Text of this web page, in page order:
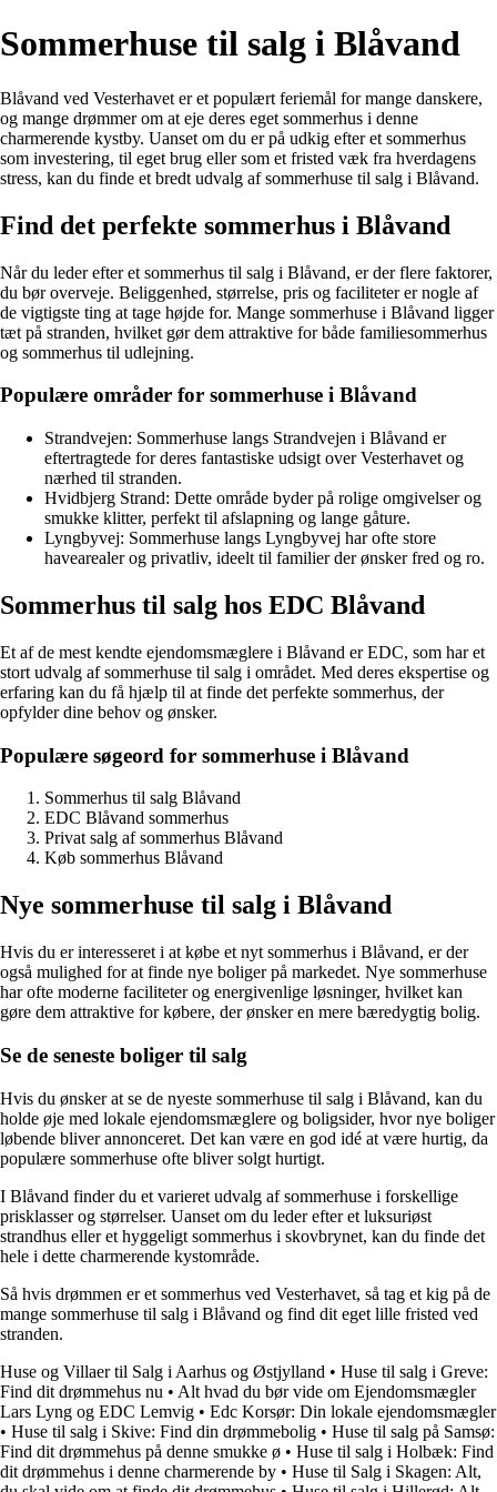
Sommerhuse til salg i Blåvand
Blåvand ved Vesterhavet er et populært feriemål for mange danskere,
og mange drømmer om at eje deres eget sommerhus i denne
charmerende kystby. Uanset om du er på udkig efter et sommerhus
som investering, til eget brug eller som et fristed væk fra hverdagens
stress, kan du finde et bredt udvalg af sommerhuse til salg i Blåvand.
Find det perfekte sommerhus i Blåvand
Når du leder efter et sommerhus til salg i Blåvand, er der flere faktorer,
du bør overveje. Beliggenhed, størrelse, pris og faciliteter er nogle af
de vigtigste ting at tage højde for. Mange sommerhuse i Blåvand ligger
tæt på stranden, hvilket gør dem attraktive for både familiesommerhus
og sommerhus til udlejning.
Populære områder for sommerhuse i Blåvand
Strandvejen: Sommerhuse langs Strandvejen i Blåvand er
eftertragtede for deres fantastiske udsigt over Vesterhavet og
nærhed til stranden.
Hvidbjerg Strand: Dette område byder på rolige omgivelser og
smukke klitter, perfekt til afslapning og lange gåture.
Lyngbyvej: Sommerhuse langs Lyngbyvej har ofte store
havearealer og privatliv, ideelt til familier der ønsker fred og ro.
Sommerhus til salg hos EDC Blåvand
Et af de mest kendte ejendomsmæglere i Blåvand er EDC, som har et
stort udvalg af sommerhuse til salg i området. Med deres ekspertise og
erfaring kan du få hjælp til at finde det perfekte sommerhus, der
opfylder dine behov og ønsker.
Populære søgeord for sommerhuse i Blåvand
Sommerhus til salg Blåvand
EDC Blåvand sommerhus
Privat salg af sommerhus Blåvand
Køb sommerhus Blåvand
Nye sommerhuse til salg i Blåvand
Hvis du er interesseret i at købe et nyt sommerhus i Blåvand, er der
også mulighed for at finde nye boliger på markedet. Nye sommerhuse
har ofte moderne faciliteter og energivenlige løsninger, hvilket kan
gøre dem attraktive for købere, der ønsker en mere bæredygtig bolig.
Se de seneste boliger til salg
Hvis du ønsker at se de nyeste sommerhuse til salg i Blåvand, kan du
holde øje med lokale ejendomsmæglere og boligsider, hvor nye boliger
løbende bliver annonceret. Det kan være en god idé at være hurtig, da
populære sommerhuse ofte bliver solgt hurtigt.
I Blåvand finder du et varieret udvalg af sommerhuse i forskellige
prisklasser og størrelser. Uanset om du leder efter et luksuriøst
strandhus eller et hyggeligt sommerhus i skovbrynet, kan du finde det
hele i dette charmerende kystområde.
Så hvis drømmen er et sommerhus ved Vesterhavet, så tag et kig på de
mange sommerhuse til salg i Blåvand og find dit eget lille fristed ved
stranden.
Huse og Villaer til Salg i Aarhus og Østjylland • Huse til salg i Greve:
Find dit drømmehus nu • Alt hvad du bør vide om Ejendomsmægler
Lars Lyng og EDC Lemvig • Edc Korsør: Din lokale ejendomsmægler
• Huse til salg i Skive: Find din drømmebolig • Huse til salg på Samsø:
Find dit drømmehus på denne smukke ø • Huse til salg i Holbæk: Find
dit drømmehus i denne charmerende by • Huse til Salg i Skagen: Alt,